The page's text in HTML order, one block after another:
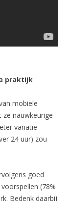
praktijk
mobiele
nauwkeurige
variatie
24 uur) zou
goed
(78%
Bedenk daarbij